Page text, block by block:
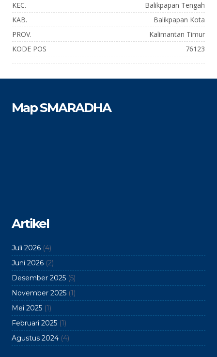
KEC.
Balikpapan Tengah
KAB.
Balikpapan Kota
PROV.
Kalimantan Timur
KODE POS
76123
Map SMARADHA
Artikel
Juli 2026 (4)
Juni 2026 (2)
Desember 2025 (5)
November 2025 (1)
Mei 2025 (1)
Februari 2025 (1)
Agustus 2024 (4)